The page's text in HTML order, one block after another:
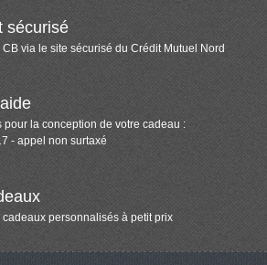
sécurisé
via le site sécurisé du Crédit Mutuel Nord
pour la conception de votre cadeau :
- appel non surtaxé
personnalisés à petit prix